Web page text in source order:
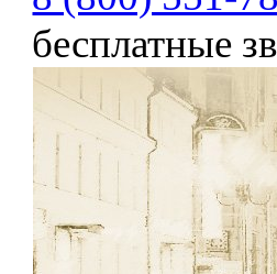
бесплатные